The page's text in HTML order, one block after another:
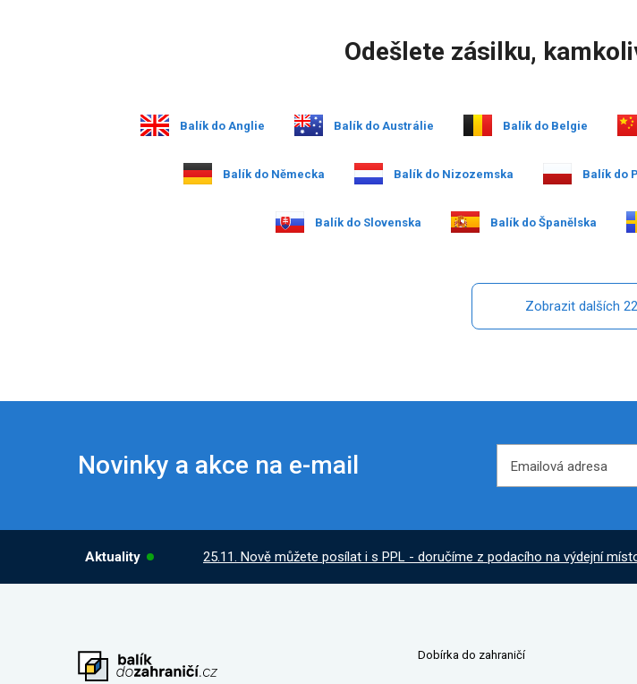
Odešlete zásilku,
Balík do Anglie Balík do Austrálie Balík do Belgie
Balík do Německa Balík do Nizozemska Balík do
Balík do Slovenska Balík do Španělska
Zobrazit dalších
Novinky a akce na e-mail Emailová adresa
Aktuality 25.11. Nově můžete posílat i s PPL - doručíme z podacího na výdejní
Dobírka do zahraničí